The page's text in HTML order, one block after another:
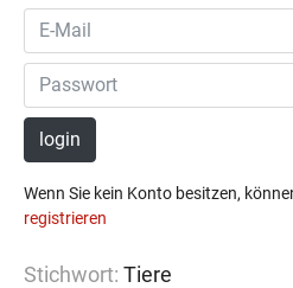
login
Wenn Sie kein Konto besitzen,
registrieren
Stichwort: Tiere